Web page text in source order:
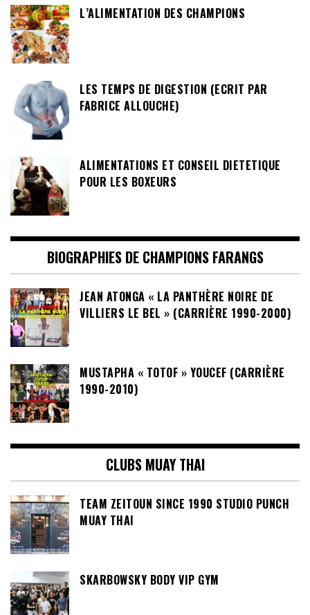
L’ALIMENTATION DES CHAMPIONS
LES TEMPS DE DIGESTION (ECRIT PAR
FABRICE ALLOUCHE)
ALIMENTATIONS ET CONSEIL DIETETIQUE
POUR LES BOXEURS
BIOGRAPHIES DE CHAMPIONS FARANGS
JEAN ATONGA « LA PANTHÈRE NOIRE DE
VILLIERS LE BEL » (CARRIÈRE 1990-2000)
MUSTAPHA « TOTOF » YOUCEF (CARRIÈRE
1990-2010)
CLUBS MUAY THAI
TEAM ZEITOUN SINCE 1990 STUDIO PUNCH
MUAY THAI
SKARBOWSKY BODY VIP GYM